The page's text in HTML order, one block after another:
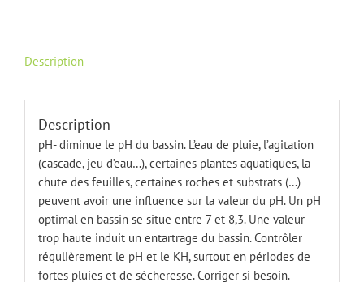
Description
Description
pH- diminue le pH du bassin. L’eau de pluie, l’agitation
(cascade, jeu d’eau…), certaines plantes aquatiques, la
chute des feuilles, certaines roches et substrats (…)
peuvent avoir une influence sur la valeur du pH. Un pH
optimal en bassin se situe entre 7 et 8,3. Une valeur
trop haute induit un entartrage du bassin. Contrôler
régulièrement le pH et le KH, surtout en périodes de
fortes pluies et de sécheresse. Corriger si besoin.